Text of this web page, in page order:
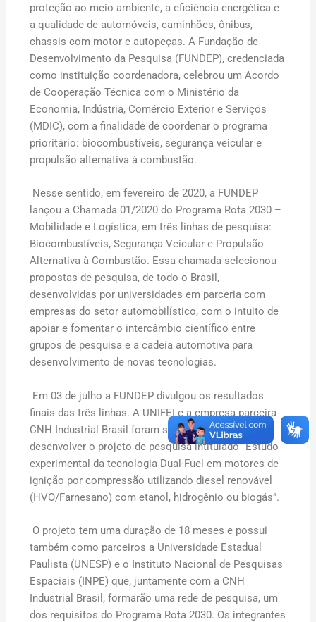
proteção ao meio ambiente, a eficiência energética e
a qualidade de automóveis, caminhões, ônibus,
chassis com motor e autopeças. A Fundação de
Desenvolvimento da Pesquisa (FUNDEP), credenciada
como instituição coordenadora, celebrou um Acordo
de Cooperação Técnica com o Ministério da
Economia, Indústria, Comércio Exterior e Serviços
(MDIC), com a finalidade de coordenar o programa
prioritário: biocombustíveis, segurança veicular e
propulsão alternativa à combustão.
Nesse sentido, em fevereiro de 2020, a FUNDEP
lançou a Chamada 01/2020 do Programa Rota 2030 –
Mobilidade e Logística, em três linhas de pesquisa:
Biocombustíveis, Segurança Veicular e Propulsão
Alternativa à Combustão. Essa chamada selecionou
propostas de pesquisa, de todo o Brasil,
desenvolvidas por universidades em parceria com
empresas do setor automobilístico, com o intuito de
apoiar e fomentar o intercâmbio científico entre
grupos de pesquisa e a cadeia automotiva para
desenvolvimento de novas tecnologias.
Em 03 de julho a FUNDEP divulgou os resultados
finais das três linhas. A UNIFEI e a empresa parceira
CNH Industrial Brasil foram selecionadas para
desenvolver o projeto de pesquisa intitulado “Estudo
experimental da tecnologia Dual-Fuel em motores de
ignição por compressão utilizando diesel renovável
(HVO/Farnesano) com etanol, hidrogênio ou biogás”.
O projeto tem uma duração de 18 meses e possui
também como parceiros a Universidade Estadual
Paulista (UNESP) e o Instituto Nacional de Pesquisas
Espaciais (INPE) que, juntamente com a CNH
Industrial Brasil, formarão uma rede de pesquisa, um
dos requisitos do Programa Rota 2030. Os integrantes